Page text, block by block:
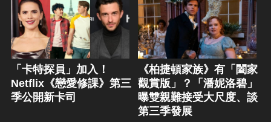
「卡特探員」加入！
Netflix《戀愛修課》第三
季公開新卡司
《柏捷頓家族》有「闔家
觀賞版」？「潘妮洛碧」
曝雙親難接受大尺度、談
第三季發展